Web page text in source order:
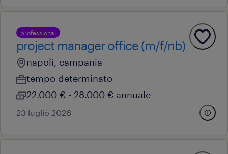
professional
project manager office (m/f/nb)
napoli, campania
tempo determinato
22.000 € - 28.000 € annuale
23 luglio 2026